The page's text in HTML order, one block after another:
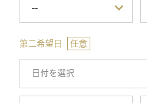
第二希望日 任意